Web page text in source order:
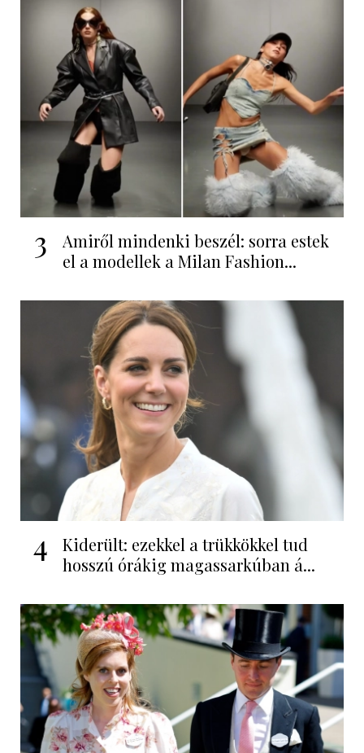
3
Amiről mindenki beszél: sorra estek
el a modellek a Milan Fashion...
4
Kiderült: ezekkel a trükkökkel tud
hosszú órákig magassarkúban á...